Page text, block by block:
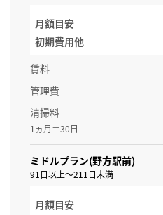
月額目安
初期費用他
賃料
管理費
清掃料
1ヵ月＝30日
ミドルプラン(野方駅前)
91日以上～211日未満
月額目安